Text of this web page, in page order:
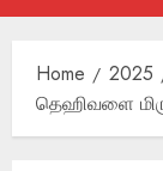
Menu
Home 2025
தெஹிவளை